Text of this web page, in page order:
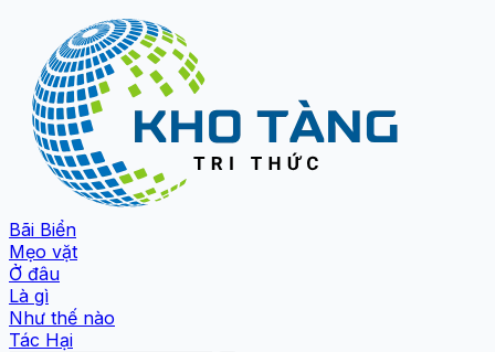
Bãi Biển
Mẹo vặt
Ở đâu
Là gì
Như thế nào
Tác Hại